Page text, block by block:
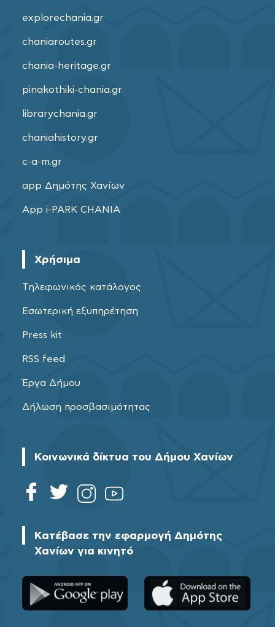
explorechania.gr
chaniaroutes.gr
chania-heritage.gr
pinakothiki-chania.gr
librarychania.gr
chaniahistory.gr
c-a-m.gr
app Δημότης Χανίων
App i-PARK CHANIA
Χρήσιμα
Τηλεφωνικός κατάλογος
Εσωτερική εξυπηρέτηση
Press kit
RSS feed
Έργα Δήμου
Δήλωση προσβασιμότητας
Κοινωνικά δίκτυα του Δήμου Χανίων
Κατέβασε την εφαρμογή Δημότης
Χανίων για κινητό